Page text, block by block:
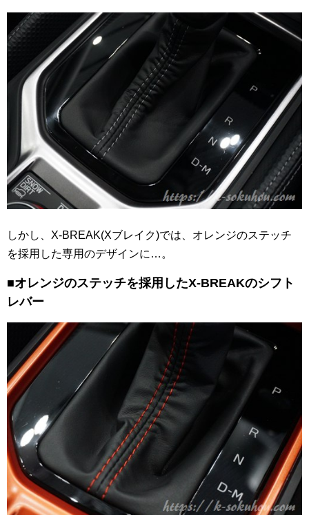
しかし、X-BREAK(Xブレイク)では、オレンジのステッチ
を採用した専用のデザインに…。
■オレンジのステッチを採用したX-BREAKのシフト
レバー